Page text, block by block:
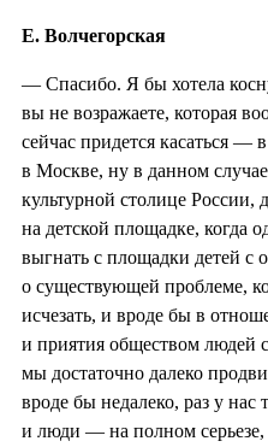
Е. Волчегорская
— Спасибо. Я бы хотела
вы не возражаете, которая
сейчас придется касаться —
в Москве, ну в данном
культурной столице России,
на детской площадке, когда
выгнать с площадки детей с
о существующей проблеме,
исчезать, и вроде бы в
и приятия обществом людей
мы достаточно далеко
вроде бы недалеко, раз у нас
и люди — на полном серьезе,